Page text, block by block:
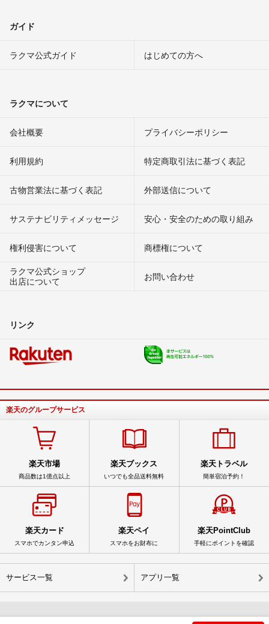
ガイド
ラクマ公式ガイド はじめての方へ
ラクマについて
会社概要 プライバシーポリシー
利用規約 特定商取引法に基づく表記
古物営業法に基づく表記 外部送信について
サステナビリティメッセージ 安心・安全のための取り組み
権利侵害について
商標権について
ラクマ公式ショップ
出店について
お問い合わせ
リンク
楽天のグループサービス
楽天市場
商品数は1億点以上
楽天ブックス
いつでも全品送料無料
楽天トラベル
簡単宿泊予約！
楽天カード
スマホでカンタン申込
楽天ペイ
スマホをお財布に
楽天PointClub
手軽にポイントを確認
サービス一覧 アプリ一覧